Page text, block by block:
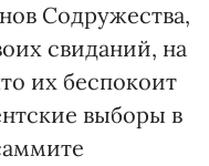
Содружества,
свиданий, на
их беспокоит
выборы в